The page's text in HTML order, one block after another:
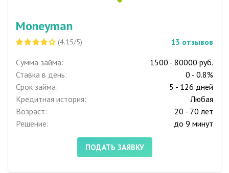
Moneyman
(4.15/5) 13 отзывов
Сумма займа:
1500 - 80000 руб.
Ставка в день:
0 - 0.8%
Срок займа:
5 - 126 дней
Кредитная история:
Любая
Возраст:
20 - 70 лет
Решение:
до 9 минут
ПОДАТЬ ЗАЯВКУ